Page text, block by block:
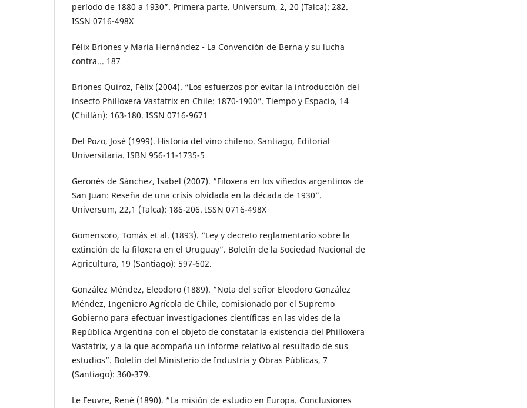
período de 1880 a 1930”. Primera parte. Universum, 2, 20 (Talca): 282.
ISSN 0716-498X
Félix Briones y María Hernández • La Convención de Berna y su lucha
contra... 187
Briones Quiroz, Félix (2004). “Los esfuerzos por evitar la introducción del
insecto Philloxera Vastatrix en Chile: 1870-1900”. Tiempo y Espacio, 14
(Chillán): 163-180. ISSN 0716-9671
Del Pozo, José (1999). Historia del vino chileno. Santiago, Editorial
Universitaria. ISBN 956-11-1735-5
Geronés de Sánchez, Isabel (2007). “Filoxera en los viñedos argentinos de
San Juan: Reseña de una crisis olvidada en la década de 1930”.
Universum, 22,1 (Talca): 186-206. ISSN 0716-498X
Gomensoro, Tomás et al. (1893). “Ley y decreto reglamentario sobre la
extinción de la filoxera en el Uruguay”. Boletín de la Sociedad Nacional de
Agricultura, 19 (Santiago): 597-602.
González Méndez, Eleodoro (1889). “Nota del señor Eleodoro González
Méndez, Ingeniero Agrícola de Chile, comisionado por el Supremo
Gobierno para efectuar investigaciones científicas en las vides de la
República Argentina con el objeto de constatar la existencia del Philloxera
Vastatrix, y a la que acompaña un informe relativo al resultado de sus
estudios”. Boletín del Ministerio de Industria y Obras Públicas, 7
(Santiago): 360-379.
Le Feuvre, René (1890). “La misión de estudio en Europa. Conclusiones